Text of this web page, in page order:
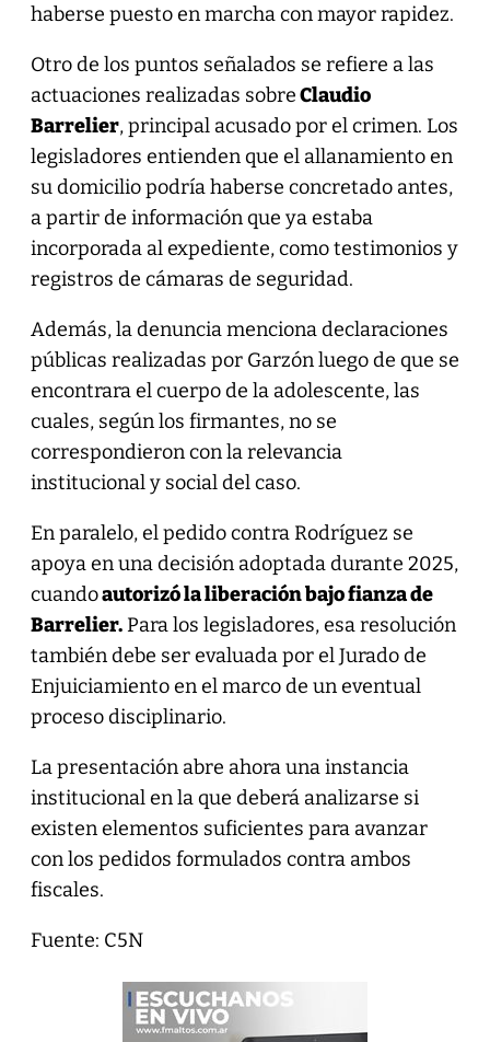
haberse puesto en marcha con mayor rapidez.
Otro de los puntos señalados se refiere a las
actuaciones realizadas sobreClaudio
Barrelier, principal acusado por el crimen. Los
legisladores entienden que el allanamiento en
su domicilio podría haberse concretado antes,
a partir de información que ya estaba
incorporada al expediente, como testimonios y
registros de cámaras de seguridad.
Además, la denuncia menciona declaraciones
públicas realizadas por Garzón luego de que se
encontrara el cuerpo de la adolescente, las
cuales, según los firmantes, no se
correspondieron con la relevancia
institucional y social del caso.
En paralelo, el pedido contra Rodríguez se
apoya en una decisión adoptada durante 2025,
cuandoautorizó la liberación bajo fianza de
Barrelier.Para los legisladores, esa resolución
también debe ser evaluada por el Jurado de
Enjuiciamiento en el marco de un eventual
proceso disciplinario.
La presentación abre ahora una instancia
institucional en la que deberá analizarse si
existen elementos suficientes para avanzar
con los pedidos formulados contra ambos
fiscales.
Fuente: C5N